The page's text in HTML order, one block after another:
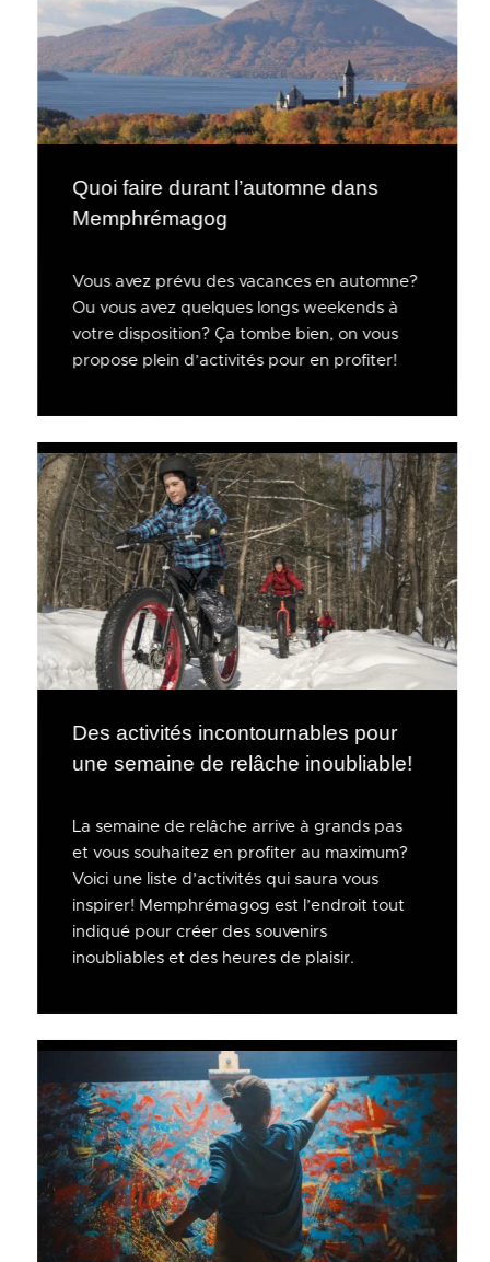
Quoi faire durant l’automne dans
Memphrémagog
Vous avez prévu des vacances en automne?
Ou vous avez quelques longs weekends à
votre disposition? Ça tombe bien, on vous
propose plein d’activités pour en profiter!
Des activités incontournables pour
une semaine de relâche inoubliable!
La semaine de relâche arrive à grands pas
et vous souhaitez en profiter au maximum?
Voici une liste d’activités qui saura vous
inspirer! Memphrémagog est l’endroit tout
indiqué pour créer des souvenirs
inoubliables et des heures de plaisir.